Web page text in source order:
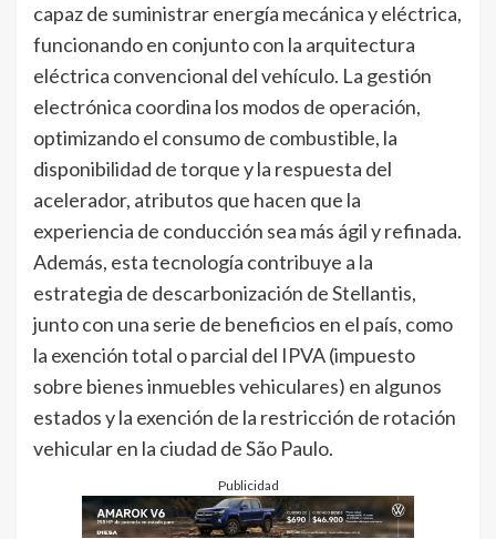
capaz de suministrar energía mecánica y eléctrica,
funcionando en conjunto con la arquitectura
eléctrica convencional del vehículo. La gestión
electrónica coordina los modos de operación,
optimizando el consumo de combustible, la
disponibilidad de torque y la respuesta del
acelerador, atributos que hacen que la
experiencia de conducción sea más ágil y refinada.
Además, esta tecnología contribuye a la
estrategia de descarbonización de Stellantis,
junto con una serie de beneficios en el país, como
la exención total o parcial del IPVA (impuesto
sobre bienes inmuebles vehiculares) en algunos
estados y la exención de la restricción de rotación
vehicular en la ciudad de São Paulo.
Publicidad